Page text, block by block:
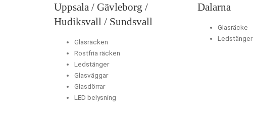
Uppsala / Gävleborg /
Hudiksvall / Sundsvall
Glasräcken
Rostfria räcken
Ledstänger
Glasväggar
Glasdörrar
LED belysning
Dalarna
Glasräcke
Ledstänger